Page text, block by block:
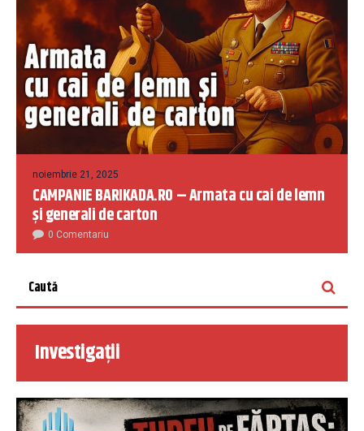
noiembrie 21, 2025
CAMPANIE BARIKADA.RO – Armata cu cai de lemn
și generali de carton
0 Comentariu
Investigații